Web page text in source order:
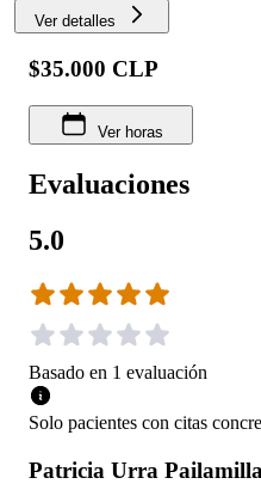
Ver detalles
$35.000 CLP
Ver horas
Evaluaciones
5.0
Basado en 1 evaluación
Solo pacientes con citas
Patricia Urra Pailamilla